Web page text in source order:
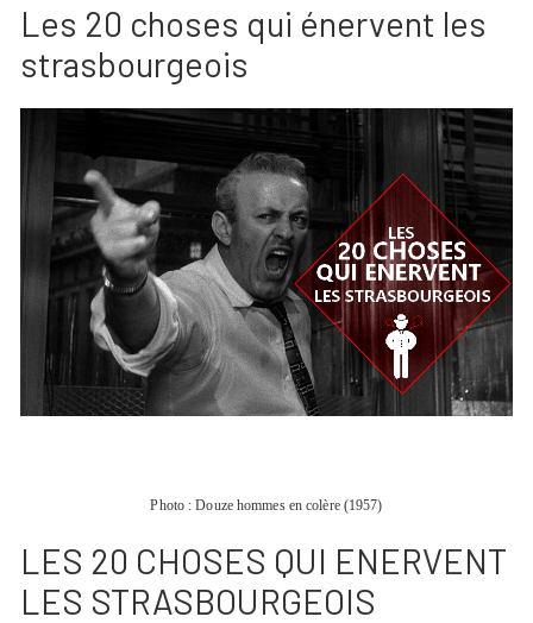
Les 20 choses qui énervent les
strasbourgeois
Photo : Douze hommes en colère (1957)
LES 20 CHOSES QUI ENERVENT
LES STRASBOURGEOIS